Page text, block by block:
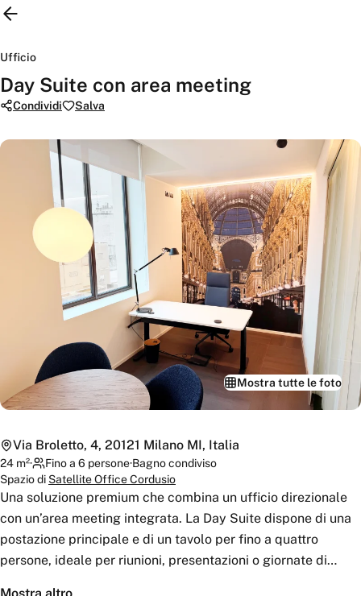
Ufficio
Day Suite con area meeting
Condividi Salva
Mostra tutte le foto
Via Broletto, 4, 20121 Milano MI, Italia
24 m²· Fino a 6 persone·Bagnocondiviso
Spazio di Satellite Office Cordusio
Una soluzione premium che combina un ufficio direzionale
con un’area meeting integrata. La Day Suite dispone di una
postazione principale e di un tavolo per fino a quattro
persone, ideale per riunioni, presentazioni o giornate di